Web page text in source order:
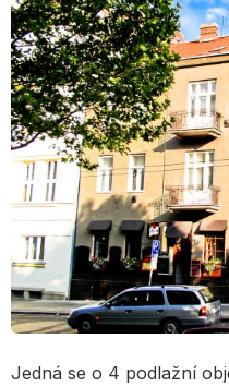
Jedná se o 4 podlažní